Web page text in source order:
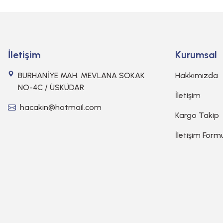
İletişim
BURHANİYE MAH. MEVLANA SOKAK
NO-4C / ÜSKÜDAR
hacakin@hotmail.com
Kurumsal
Hakkımızda
İletişim
Kargo Takip
İletişim